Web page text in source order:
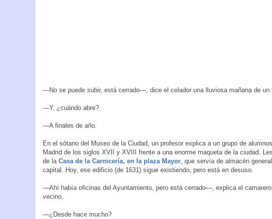
—No se puede subir, está cerrado—, dice el celador una lluviosa mañana de un
—Y, ¿cuándo abre?
—A finales de año.
En el sótano del Museo de la Ciudad, un profesor explica a un grupo de
Madrid de los siglos XVII y XVIII frente a una enorme maqueta de la ciudad.
de la Casa de la Carnicería, en la plaza Mayor , que servía de almacén
capital. Hoy, ese edificio (de 1631) sigue existiendo, pero está en desuso.
—Ahí había oficinas del Ayuntamiento, pero está cerrado—, explica el
vecino.
—¿Desde hace mucho?